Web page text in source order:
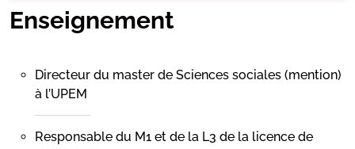
Enseignement
Directeur du master de Sciences sociales (mention)
à l’UPEM
Responsable du M1 et de la L3 de la licence de